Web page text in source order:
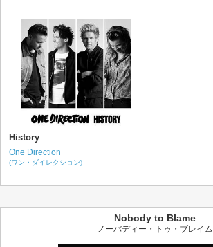
History
One Direction
(ワン・ダイレクション)
Nobody to Blame
ノーバディー・トゥ・ブレイム